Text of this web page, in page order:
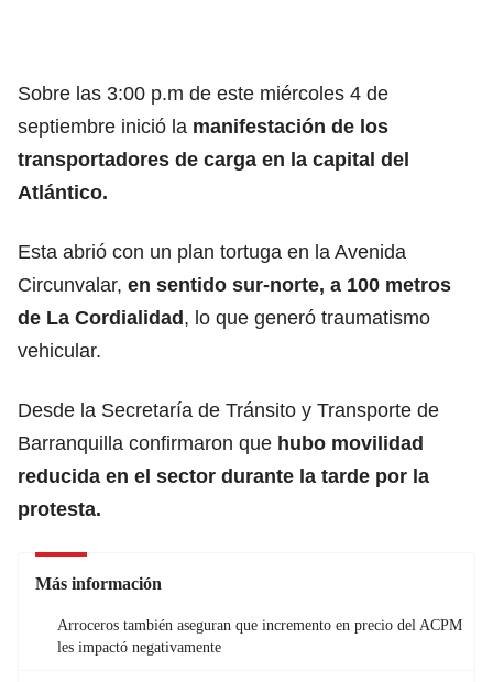
Sobre las 3:00 p.m de este miércoles 4 de
septiembre inició la manifestación de los
transportadores de carga en la capital del
Atlántico.
Esta abrió con un plan tortuga en la Avenida
Circunvalar, en sentido sur-norte, a 100 metros
de La Cordialidad, lo que generó traumatismo
vehicular.
Desde la Secretaría de Tránsito y Transporte de
Barranquilla confirmaron que hubo movilidad
reducida en el sector durante la tarde por la
protesta.
Más información
Arroceros también aseguran que incremento en precio del ACPM
les impactó negativamente